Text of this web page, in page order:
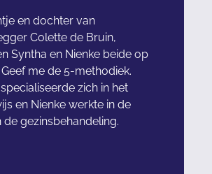
en dochter van
Colette de Bruin,
Syntha en Nienke beide op
me de 5-methodiek.
zich in het
en Nienke werkte in de
de gezinsbehandeling.